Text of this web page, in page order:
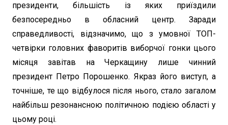
президенти, більшість із яких приїздили
безпосередньо в обласний центр. Заради
справедливості, відзначимо, що з умовної ТОП-
четвірки головних фаворитів виборчої гонки цього
місяця завітав на Черкащину лише чинний
президент Петро Порошенко. Якраз його виступ, а
точніше, те що відбулося після нього, стало загалом
найбільш резонансною політичною подією області у
цьому році.